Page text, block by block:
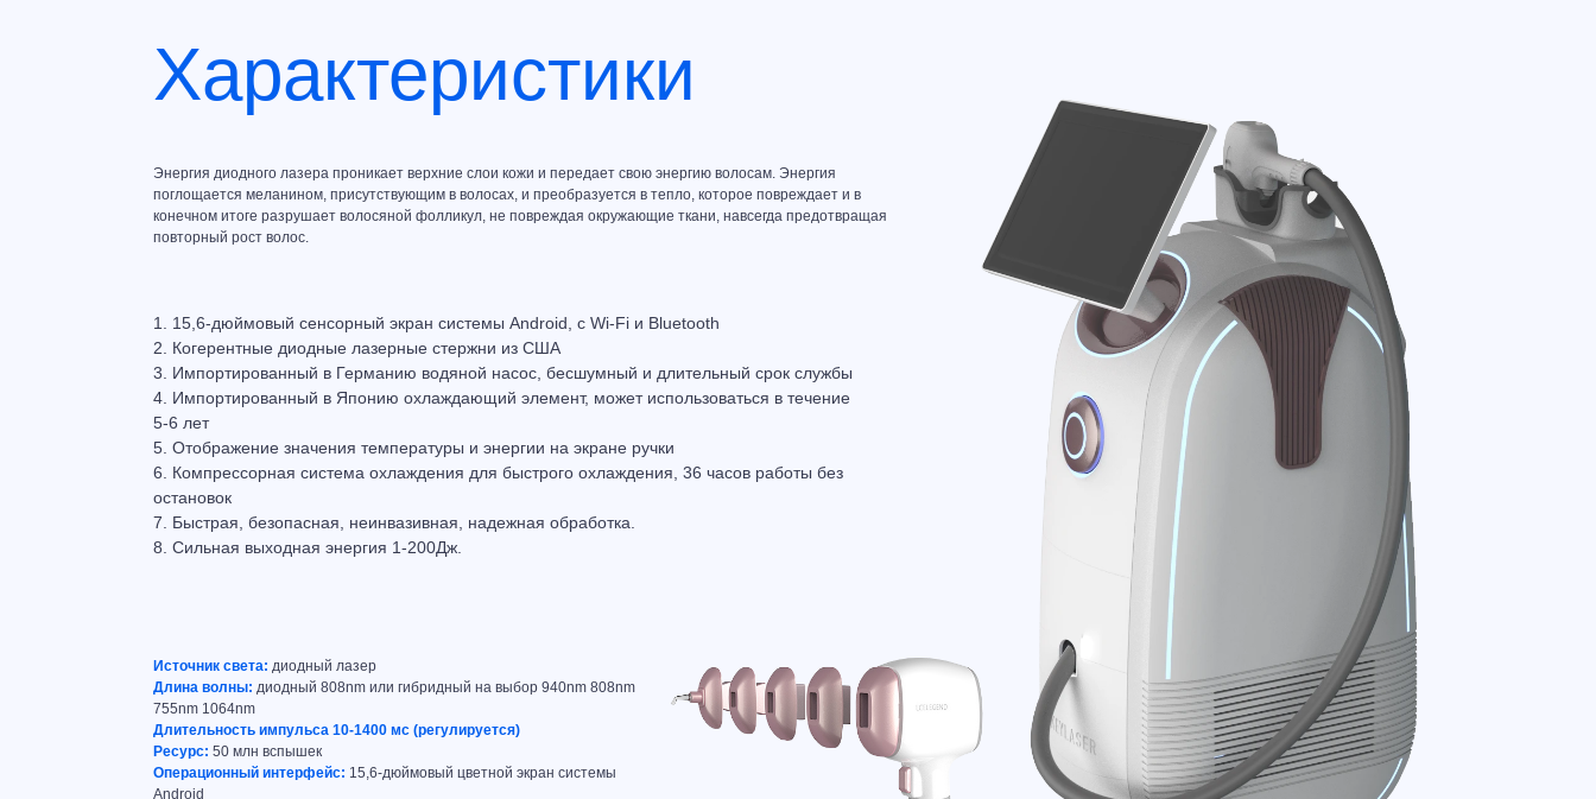
Характеристики
1. 15,6-дюймовый сенсорный экран системы Android, с Wi-Fi и Bluetooth
2. Когерентные диодные лазерные стержни из США
3. Импортированный в Германию водяной насос, бесшумный и длительный срок службы
4. Импортированный в Японию охлаждающий элемент, может использоваться в течение
5-6 лет
5. Отображение значения температуры и энергии на экране ручки
6. Компрессорная система охлаждения для быстрого охлаждения, 36 часов работы без
остановок
7. Быстрая, безопасная, неинвазивная, надежная обработка.
8. Сильная выходная энергия 1-200Дж.
Энергия диодного лазера проникает верхние слои кожи и передает свою энергию волосам. Энергия
поглощается меланином, присутствующим в волосах, и преобразуется в тепло, которое повреждает и в
конечном итоге разрушает волосяной фолликул, не повреждая окружающие ткани, навсегда предотвращая
повторный рост волос.
Источник света: диодный лазер
Длина волны: диодный 808nm или гибридный на выбор 940nm 808nm
755nm 1064nm
Длительность импульса 10‑1400 мс (регулируется)
Ресурс: 50 млн вспышек
Операционный интерфейс: 15,6-дюймовый цветной экран системы
Android